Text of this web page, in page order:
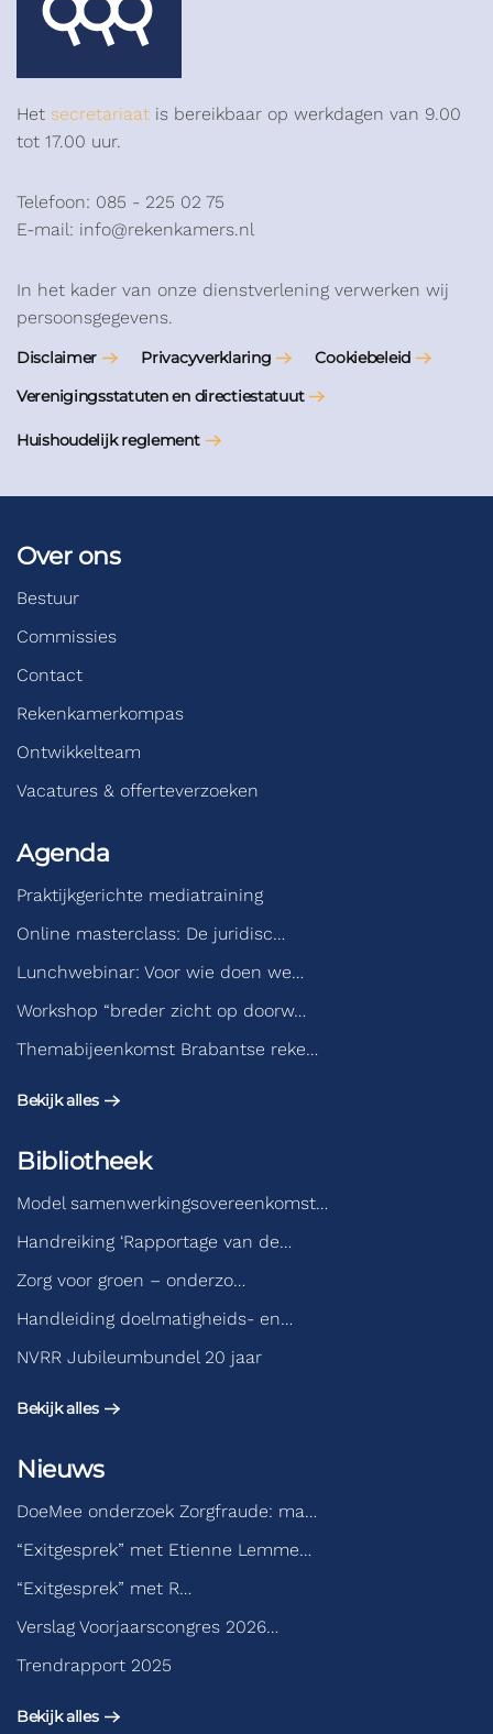
Het secretariaat is bereikbaar op werkdagen van 9.00
tot 17.00 uur.
Telefoon: 085 - 225 02 75
E-mail: info@rekenkamers.nl
In het kader van onze dienstverlening verwerken wij
persoonsgegevens.
Disclaimer Privacyverklaring
Cookiebeleid
Verenigingsstatuten en directiestatuut
Huishoudelijk reglement
Over ons
Bestuur
Commissies
Contact
Rekenkamerkompas
Ontwikkelteam
Vacatures & offerteverzoeken
Agenda
Praktijkgerichte mediatraining
Online masterclass: De juridisc…
Lunchwebinar: Voor wie doen we…
Workshop “breder zicht op doorw…
Themabijeenkomst Brabantse reke…
Bekijk alles
Bibliotheek
Model samenwerkingsovereenkomst…
Handreiking ‘Rapportage van de…
Zorg voor groen – onderzo…
Handleiding doelmatigheids- en…
NVRR Jubileumbundel 20 jaar
Bekijk alles
Nieuws
DoeMee onderzoek Zorgfraude: ma…
“Exitgesprek” met Etienne Lemme…
“Exitgesprek” met R…
Verslag Voorjaarscongres 2026…
Trendrapport 2025
Bekijk alles